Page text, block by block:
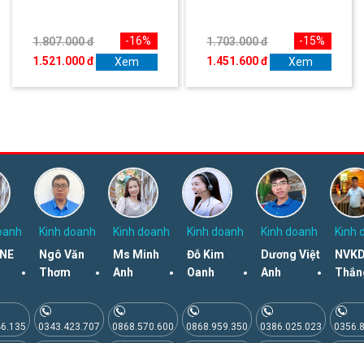
1.807.000 đ
1.521.000 đ
-16%
Xem
1.703.000 đ
1.451.600 đ
-15%
Xem
Kinh doanh
Ngô Văn
Thơm
0343.423.707
Kinh doanh
Ms Minh
Anh
0868.570.600
Kinh doanh
Đỗ Kim
Oanh
0868.959.350
Kinh doanh
Dương Việt
Anh
0386.025.023
Kinh